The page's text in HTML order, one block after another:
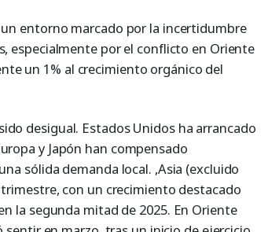
entorno marcado por la incertidumbre
especialmente por el conflicto en Oriente
un 1% al crecimiento orgánico del
desigual. Estados Unidos ha arrancado
y Japón han compensado
sólida demanda local. ,Asia (excluido
con un crecimiento destacado
la segunda mitad de 2025. En Oriente